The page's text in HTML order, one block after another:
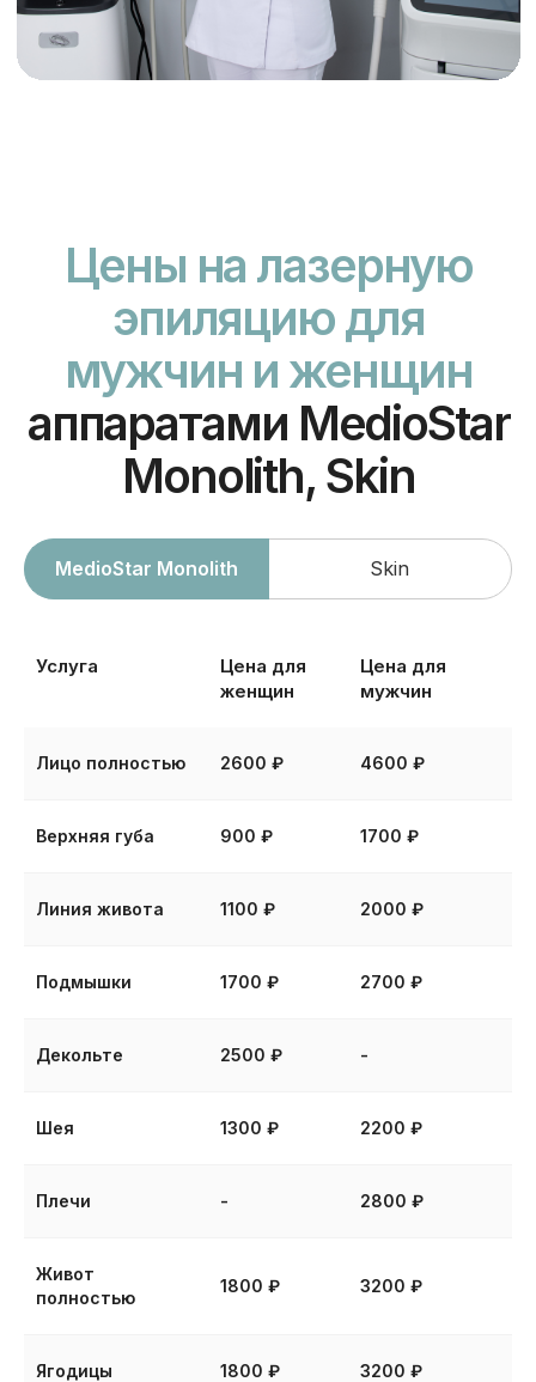
MedioStar Monolith Skin
Услуга
Цена для
женщин
Цена для
мужчин
Лицо полностью 2600 ₽ 4600 ₽
Верхняя губа 900 ₽ 1700 ₽
Линия живота 1100 ₽ 2000 ₽
Подмышки 1700 ₽ 2700 ₽
Декольте 2500 ₽ -
Шея 1300 ₽ 2200 ₽
Плечи - 2800 ₽
Живот
полностью
1800 ₽ 3200 ₽
Ягодицы 1800 ₽ 3200 ₽
эпиляциив клинике
InLove Beauty
Безопасно
волос потребуется от 5 до 15
процедур. Все зависит